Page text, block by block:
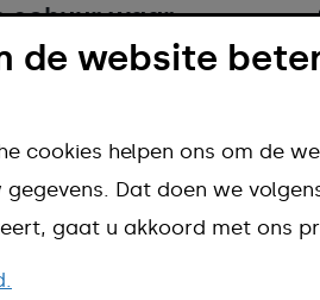
schuur waar
de website
helpen ons om de
Dat doen we
gaat u akkoord met ons